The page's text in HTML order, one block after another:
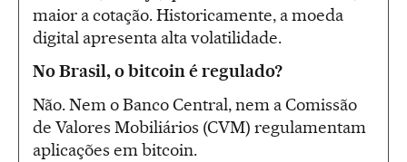
maior a cotação. Historicamente, a moeda
digital apresenta alta volatilidade.
No Brasil, o bitcoin é regulado?
Não. Nem o Banco Central, nem a Comissão
de Valores Mobiliários (CVM) regulamentam
aplicações em bitcoin.